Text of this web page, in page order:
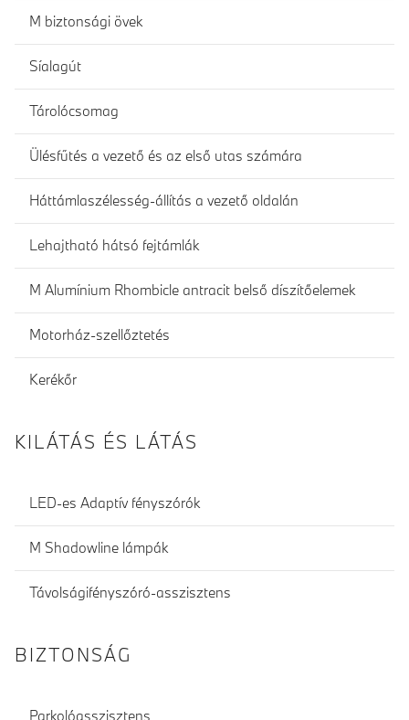
M biztonsági övek
Síalagút
Tárolócsomag
Ülésfűtés a vezető és az első utas számára
Háttámlaszélesség-állítás a vezető oldalán
Lehajtható hátsó fejtámlák
M Alumínium Rhombicle antracit belső díszítőelemek
Motorház-szellőztetés
Kerékőr
KILÁTÁS ÉS LÁTÁS
LED-es Adaptív fényszórók
M Shadowline lámpák
Távolságifényszóró-asszisztens
BIZTONSÁG
Parkolóasszisztens